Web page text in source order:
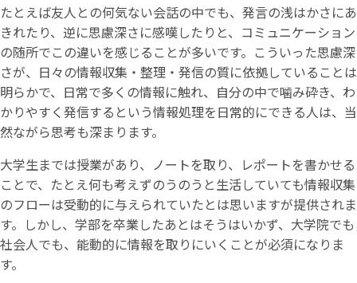
たとえば友人との何気ない会話の中でも、発言の浅はかさにあ
きれたり、逆に思慮深さに感嘆したりと、コミュニケーション
の随所でこの違いを感じることが多いです。こういった思慮深
さが、日々の情報収集・整理・発信の質に依拠していることは
明らかで、日常で多くの情報に触れ、自分の中で噛み砕き、わ
かりやすく発信するという情報処理を日常的にできる人は、当
然ながら思考も深まります。
大学生までは授業があり、ノートを取り、レポートを書かせる
ことで、たとえ何も考えずのうのうと生活していても情報収集
のフローは受動的に与えられていたとは思いますが提供されま
す。しかし、学部を卒業したあとはそうはいかず、大学院でも
社会人でも、能動的に情報を取りにいくことが必須になりま
す。